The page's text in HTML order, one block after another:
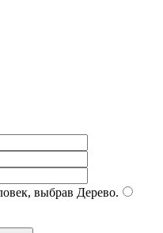
выбрав Дерево.